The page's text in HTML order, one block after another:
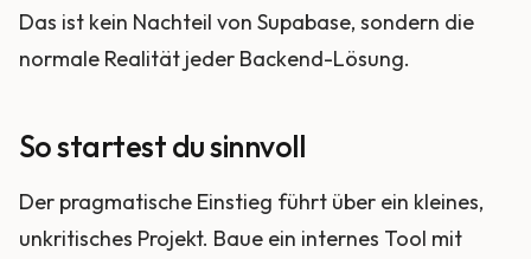
Das ist kein Nachteil von Supabase, sondern die
normale Realität jeder Backend-Lösung.
So startest du sinnvoll
Der pragmatische Einstieg führt über ein kleines,
unkritisches Projekt. Baue ein internes Tool mit